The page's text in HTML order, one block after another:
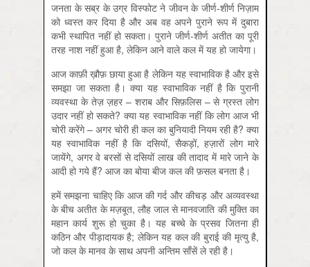
जनता के सब्र के उग्र विस्फोट ने जीवन के जीर्ण-शीर्ण निज़ाम
को ध्वस्त कर दिया है और अब वह अपने पुराने रूप में दुबारा
कभी स्थापित नहीं हो सकता। पुराने जीर्ण-शीर्ण अतीत का पूरी
तरह नाश नहीं हुआ है, लेकिन आने वाले कल में यह हो जायेगा।
आज काफ़ी ख़ौफ़ छाया हुआ है लेकिन यह स्वाभाविक है और इसे
समझा जा सकता है। क्या यह स्वाभाविक नहीं है कि पुरानी
व्यवस्था के तेज़ ज़हर – शराब और सिफ़लिस – से ग्रस्त लोग
उदार नहीं हो सकते? क्या यह स्वाभाविक नहीं कि लोग आज भी
चोरी करेंगे – अगर चोरी ही कल का बुनियादी नियम रही है? क्या
यह स्वाभाविक नहीं है कि दसियों, सैकड़ों, हज़ारों लोग मारे
जायेंगे, अगर वे बरसों से दसियों लाख की तादाद में मारे जाने के
आदी हो गये हैं? आज का बोया बीज कल की फ़सल बनता है।
हमें समझना चाहिए कि आज की गर्द और कीचड़ और अव्यवस्था
के बीच अतीत के मज़बूत, लौह जाल से मानवजाति की मुक्ति का
महान कार्य शुरू हो चुका है। यह बच्चे के प्रसव जितना ही
कठिन और पीड़ादायक है; लेकिन यह कल की बुराई की मृत्यु है,
जो कल के मानव के साथ अपनी अन्तिम साँसें ले रही है।